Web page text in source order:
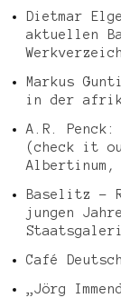
Dietmar
aktuellen
Markus
in der
A.R. Penck:
(check it
Albertinum,
Baselitz –
jungen
Café
„Jörg